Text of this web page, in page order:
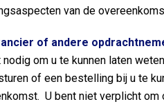
van de
of andere
om u te kunnen laten
of een bestelling bij u te
U bent niet verplicht